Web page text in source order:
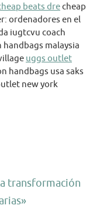
beats drecheap
ordenadores en el
iugtcvu coach
handbags malaysia
uggs outlet
handbags usa saks
new york
transformación